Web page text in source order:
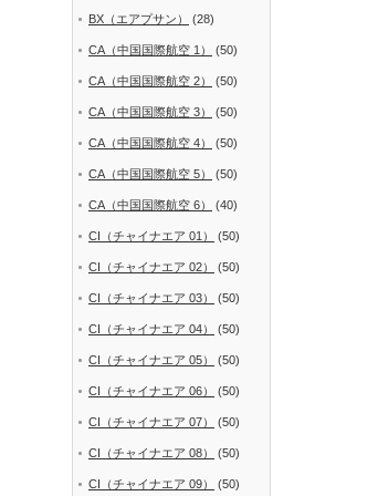
BX（エアプサン） (28)
CA（中国国際航空 1） (50)
CA（中国国際航空 2） (50)
CA（中国国際航空 3） (50)
CA（中国国際航空 4） (50)
CA（中国国際航空 5） (50)
CA（中国国際航空 6） (40)
CI（チャイナエア 01） (50)
CI（チャイナエア 02） (50)
CI（チャイナエア 03） (50)
CI（チャイナエア 04） (50)
CI（チャイナエア 05） (50)
CI（チャイナエア 06） (50)
CI（チャイナエア 07） (50)
CI（チャイナエア 08） (50)
CI（チャイナエア 09） (50)